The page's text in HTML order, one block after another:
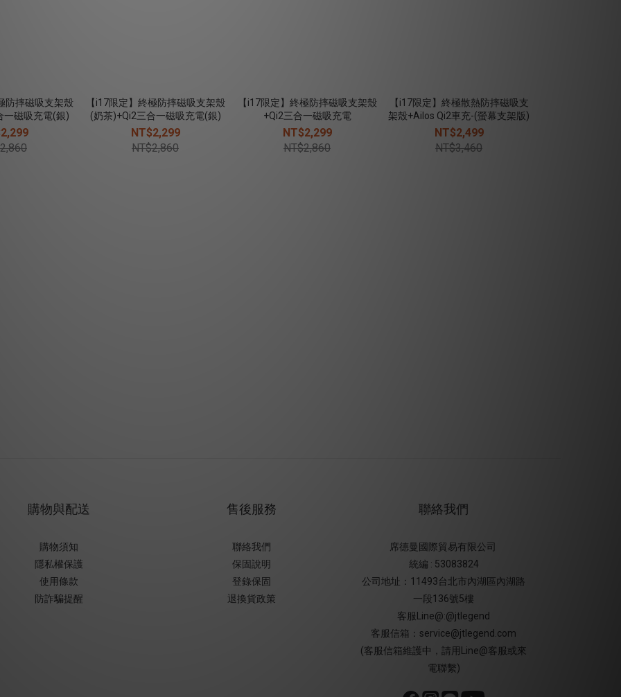
防摔磁吸支架殼
一磁吸充電(銀)
【i17限定】終極防摔磁吸支架殼
(奶茶)+Qi2三合一磁吸充電(銀)
NT$2,299
NT$2,860
【i17限定】終極防摔磁吸支架殼
+Qi2三合一磁吸充電
NT$2,299
NT$2,860
【i17限定】終極散熱防摔磁吸支
架殼+Ailos Qi2車充-(螢幕支架版)
NT$2,499
NT$3,460
購物與配送
購物須知
隱私權保護
使用條款
防詐騙提醒
售後服務
聯絡我們
保固說明
登錄保固
退換貨政策
聯絡我們
席德曼國際貿易有限公司
統編 : 53083824
公司地址：11493台北市內湖區內湖路
一段136號5樓
客服Line@:@jtlegend
客服信箱：service@jtlegend.com
(客服信箱維護中，請用Line@客服或來
電聯繫)